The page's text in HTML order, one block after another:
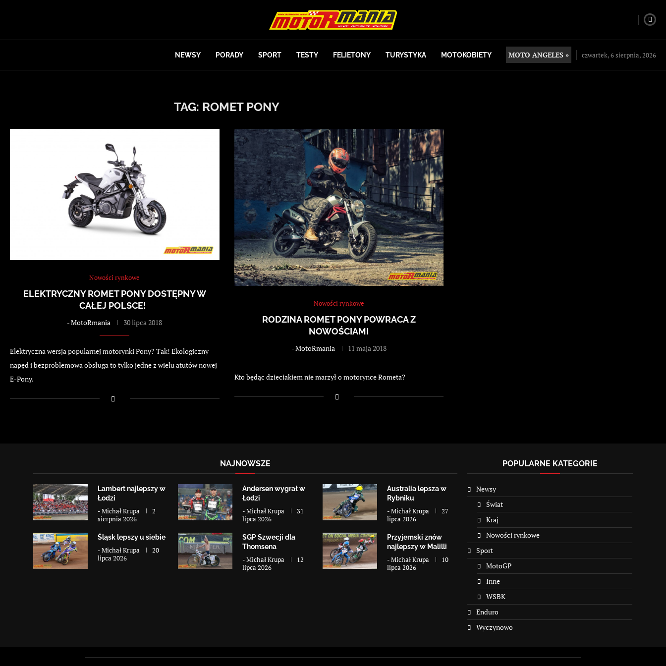
NEWSY PORADY SPORT TESTY FELIETONY TURYSTYKA MOTOKOBIETY MOTO ANGELES » czwartek, 6 sierpnia, 2026
TAG: ROMET PONY
Nowości rynkowe
ELEKTRYCZNY ROMET PONY DOSTĘPNY W
CAŁEJ POLSCE!
-MotoRmania 30 lipca 2018
Elektryczna wersja popularnej motorynki Pony? Tak! Ekologiczny
napęd i bezproblemowa obsługa to tylko jedne z wielu atutów nowej
E-Pony.
Nowości rynkowe
RODZINA ROMET PONY POWRACA Z
NOWOŚCIAMI
-MotoRmania 11 maja 2018
Kto będąc dzieciakiem nie marzył o motorynce Rometa?
NAJNOWSZE
Lambert najlepszy w
Łodzi
-Michał Krupa
2
sierpnia 2026
Andersen wygrał w
Łodzi
-Michał Krupa
31
lipca 2026
Australia lepsza w
Rybniku
-Michał Krupa
27
lipca 2026
Śląsk lepszy u siebie
-Michał Krupa
20
lipca 2026
SGP Szwecji dla
Thomsena
-Michał Krupa
12
lipca 2026
Przyjemski znów
najlepszy w Malilli
-Michał Krupa
10
lipca 2026
POPULARNE KATEGORIE
Newsy
Świat
Kraj
Nowości rynkowe
Sport
MotoGP
Inne
WSBK
Enduro
Wyczynowo